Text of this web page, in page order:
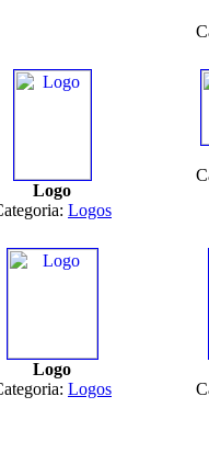
Logo
Logos
Logo
Logos